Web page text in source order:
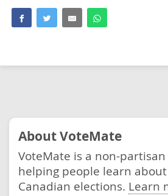
About VoteMate
VoteMate is a non-
helping people learn
Canadian elections. Learn